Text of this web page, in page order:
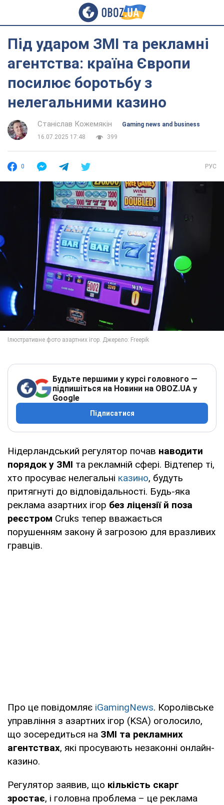
Під ударом ЗМІ та рекламні
агентства: країна Європи
посилює боротьбу з
нелегальними казино
Станіслав Кожемякін
Gaming news and business
16.07.2025 17:48
399
0 РУС
Будьте першими у курсі головного —
підпишіться на Новини на OBOZ.UA у
Google
Підписатися
Нідерландський регулятор почав наводити
порядок у ЗМІ та рекламній сфері. Відтепер ті,
хто просуває нелегальні казино, будуть
притягнуті до відповідальності. Будь-яка
реклама азартних ігор без ліцензії й поза
реєстром Cruks тепер вважається
порушенням закону й загрозою для вразливих
гравців.
Про це повідомляє iGamingNews. Королівське
управління з азартних ігор (KSA) оголосило,
що зосередиться на ЗМІ та рекламних
агентствах, які просувають незаконні онлайн-
казино.
Регулятор заявив, що кількість скарг
зростає, і головна проблема – це реклама